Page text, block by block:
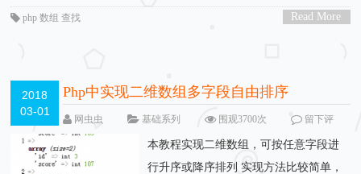
Read More
php 数组 查找
2018
03-01
Php中实现二维数组多字段自由排序
网虫虫 基础系列 围观3700次
留下评
论
本教程实现二维数组，可按任意字段进
行升序或降序排列 实现方法比较简单，